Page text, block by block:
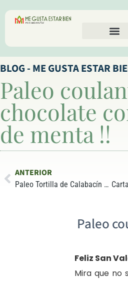
BLOG - ME GUSTA ESTAR
Paleo
chocolate
de menta !!
ANTERIOR
Paleo Tortilla de Calabacín y Jamón!!
Paleo
Feliz San
Mira que no